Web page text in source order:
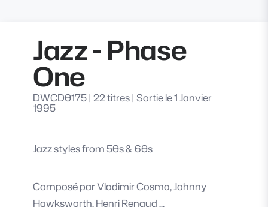
Jazz - Phase
One
DWCD0175| 22 titres| Sortie le 1 Janvier
1995
Jazz styles from 50s & 60s
Composé parVladimir Cosma, Johnny
Hawksworth, Henri Renaud ...